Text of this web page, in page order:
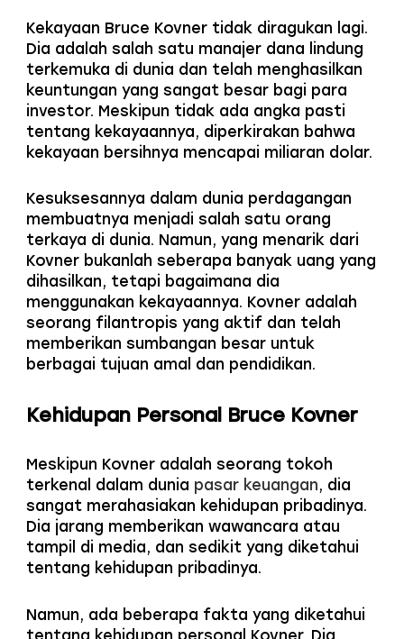
Kekayaan Bruce Kovner tidak diragukan lagi.
Dia adalah salah satu manajer dana lindung
terkemuka di dunia dan telah menghasilkan
keuntungan yang sangat besar bagi para
investor. Meskipun tidak ada angka pasti
tentang kekayaannya, diperkirakan bahwa
kekayaan bersihnya mencapai miliaran dolar.
Kesuksesannya dalam dunia perdagangan
membuatnya menjadi salah satu orang
terkaya di dunia. Namun, yang menarik dari
Kovner bukanlah seberapa banyak uang yang
dihasilkan, tetapi bagaimana dia
menggunakan kekayaannya. Kovner adalah
seorang filantropis yang aktif dan telah
memberikan sumbangan besar untuk
berbagai tujuan amal dan pendidikan.
Kehidupan Personal Bruce Kovner
Meskipun Kovner adalah seorang tokoh
terkenal dalam dunia pasar keuangan, dia
sangat merahasiakan kehidupan pribadinya.
Dia jarang memberikan wawancara atau
tampil di media, dan sedikit yang diketahui
tentang kehidupan pribadinya.
Namun, ada beberapa fakta yang diketahui
tentang kehidupan personal Kovner. Dia